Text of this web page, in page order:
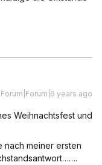
Forum|Forum|6 years ago
Weihnachtsfest und
nach meiner ersten